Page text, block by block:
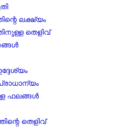
ലക്ഷ്യം
തെളിവ്
ഫലങ്ങൾ
തെളിവ്